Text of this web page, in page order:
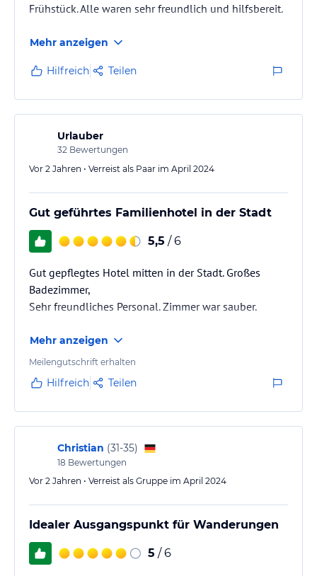
Frühstück. Alle waren sehr freundlich und hilfsbereit.
Mehr anzeigen
Hilfreich Teilen
Urlauber
32 Bewertungen
Vor 2 Jahren • Verreist als Paar im April 2024
Gut geführtes Familienhotel in der Stadt
5,5 / 6
Gut gepflegtes Hotel mitten in der Stadt. Großes
Badezimmer,
Sehr freundliches Personal. Zimmer war sauber.
Mehr anzeigen
Meilengutschrift erhalten
Hilfreich Teilen
Christian (31-35)
18 Bewertungen
Vor 2 Jahren • Verreist als Gruppe im April 2024
Idealer Ausgangspunkt für Wanderungen
5 / 6